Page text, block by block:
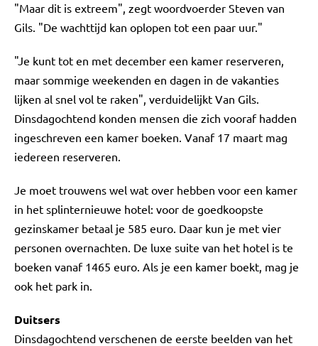
"Maar dit is extreem", zegt woordvoerder Steven van
Gils. "De wachttijd kan oplopen tot een paar uur."
"Je kunt tot en met december een kamer reserveren,
maar sommige weekenden en dagen in de vakanties
lijken al snel vol te raken", verduidelijkt Van Gils.
Dinsdagochtend konden mensen die zich vooraf hadden
ingeschreven een kamer boeken. Vanaf 17 maart mag
iedereen reserveren.
Je moet trouwens wel wat over hebben voor een kamer
in het splinternieuwe hotel: voor de goedkoopste
gezinskamer betaal je 585 euro. Daar kun je met vier
personen overnachten. De luxe suite van het hotel is te
boeken vanaf 1465 euro. Als je een kamer boekt, mag je
ook het park in.
Duitsers
Dinsdagochtend verschenen de eerste beelden van het